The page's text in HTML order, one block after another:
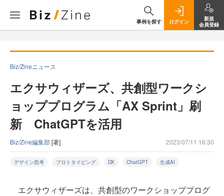
事例を探す ログイン
新規
会員登録
Biz/Zineニュース
エクサウィザーズ、共創型ワークシ
ョッププログラム「AX Sprint」刷
新 ChatGPTを活用
Biz/Zine編集部[著] 2023/07/11 16:30
デザイン思考 プロトタイピング DX ChatGPT 生成AI
エクサウィザーズは、共創型のワークショッププログ